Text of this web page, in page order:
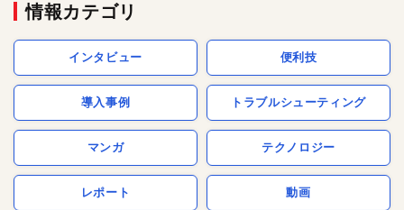
情報カテゴリ
インタビュー 便利技
導入事例 トラブルシューティング
マンガ テクノロジー
レポート 動画